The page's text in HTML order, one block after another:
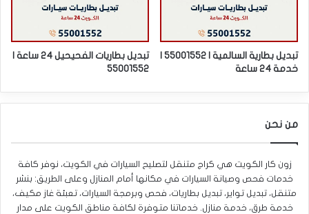
خدمة 24 ساعة
تبديل بطاريات الفحيحيل 24 ساعة |
55001552
من نحن
زون كار الكويت هي كراج متنقل لتصليح السيارات في الكويت، نوفر كافة
خدمات فحص وصيانة السيارات في مكانها أمام المنازل وعلى الطريق: بنشر
متنقل، تبديل تواير، تبديل بطاريات، فحص وبرمجة السيارات، تعبئة غاز مكيف،
خدمة طرق، خدمة منازل. خدماتنا متوفرة لكافة مناطق الكويت على مدار